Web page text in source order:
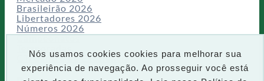
Nós usamos cookies cookies para melhorar sua
experiência de navegação. Ao prosseguir você está
Brasileirão 2026
Libertadores 2026
Números 2026
Campeonatos
Temporadas
CT/Centro de Excelência